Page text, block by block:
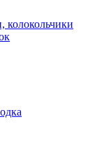
колокольчики